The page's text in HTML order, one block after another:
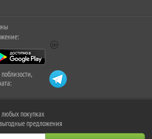
покупках
предложения